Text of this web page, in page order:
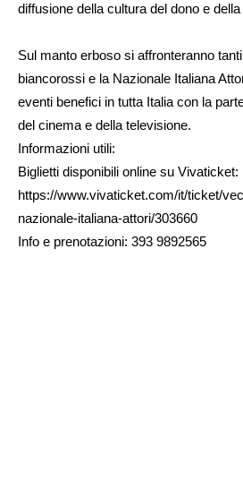
diffusione della cultura del dono e
Sul manto erboso si affronteranno
biancorossi e la Nazionale Italiana
eventi benefici in tutta Italia con la
del cinema e della televisione.
Informazioni utili:
Biglietti disponibili online su Vivaticket:
https://www.vivaticket.com/it/ticket/
nazionale-italiana-attori/303660
Info e prenotazioni: 393 9892565